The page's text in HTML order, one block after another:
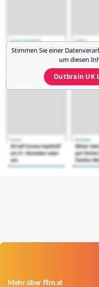
Stimmen Sie einer
um diesen
Outbrain UK
Mehr über film.at